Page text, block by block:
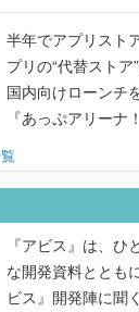
うこだわりをプロ
半年でアプリストアを
プリの“代替スト
国内向けローンチ
『あっぷアリーナ
てみた
『アビス』は、
な開発資料ととも
ビス』開発陣に聞